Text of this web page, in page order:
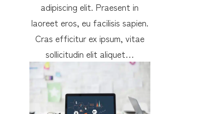
adipiscing elit. Praesent in
laoreet eros, eu facilisis sapien.
Cras efficitur ex ipsum, vitae
sollicitudin elit aliquet…
Binnenkort: kortingen op
onze diensten